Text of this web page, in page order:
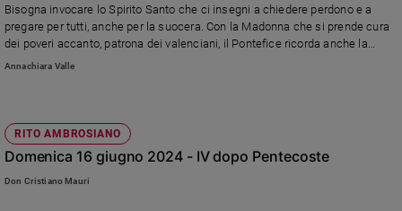
Bisogna invocare lo Spirito Santo che ci insegni a chiedere perdono e a
pregare per tutti, anche per la suocera. Con la Madonna che si prende cura
dei poveri accanto, patrona dei valenciani, il Pontefice ricorda anche la
Spagna sotto l'acqua e tutti coloro che hanno bisogno di aiuto.
Annachiara Valle
RITO AMBROSIANO
Domenica 16 giugno 2024 - IV dopo Pentecoste
Don Cristiano Mauri